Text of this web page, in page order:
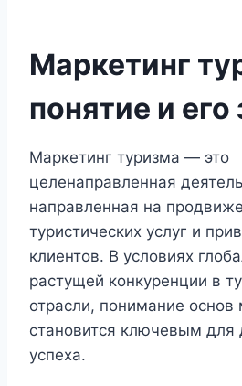
Маркетинг
понятие и его
Маркетинг туризма — это
целенаправленная
направленная на
туристических услуг и
клиентов. В условиях
растущей конкуренции в
отрасли, понимание основ
становится ключевым для
успеха.